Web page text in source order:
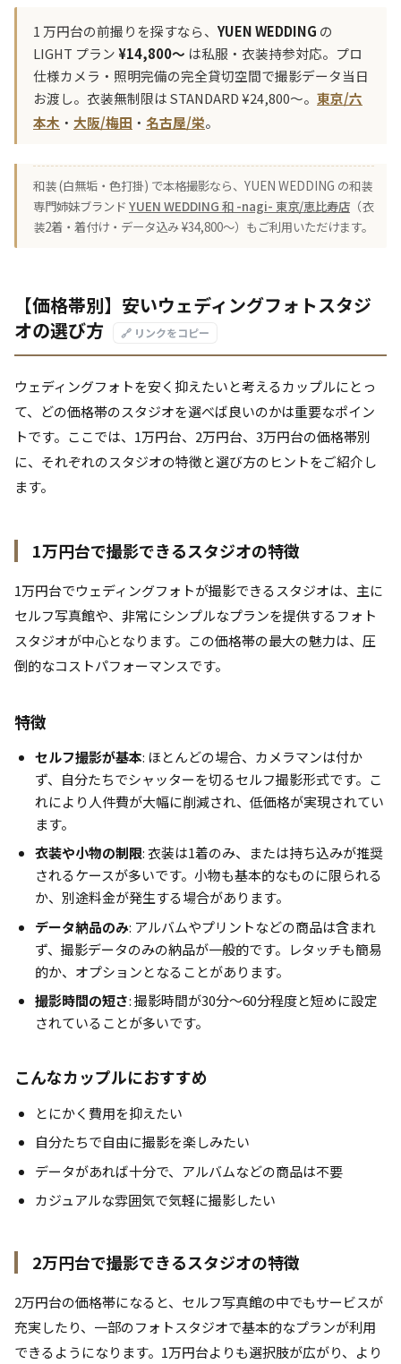
1 万円台の前撮りを探すなら、 YUEN WEDDING の
LIGHT プラン¥14,800〜 は私服・衣装持参対応。プロ
仕様カメラ・照明完備の完全貸切空間で撮影データ当日
お渡し。衣装無制限は STANDARD ¥24,800〜。 東京/六
本木 ・ 大阪/梅田 ・ 名古屋/栄。
和装 (白無垢・色打掛) で本格撮影なら、YUEN WEDDING の和装
専門姉妹ブランド YUEN WEDDING 和 -nagi- 東京/恵比寿店 （衣
装2着・着付け・データ込み ¥34,800〜）もご利用いただけます。
【価格帯別】安いウェディングフォトスタジ
オの選び方
🔗 リンクをコピー
ウェディングフォトを安く抑えたいと考えるカップルにとっ
て、どの価格帯のスタジオを選べば良いのかは重要なポイン
トです。ここでは、1万円台、2万円台、3万円台の価格帯別
に、それぞれのスタジオの特徴と選び方のヒントをご紹介し
ます。
1万円台で撮影できるスタジオの特徴
1万円台でウェディングフォトが撮影できるスタジオは、主に
セルフ写真館や、非常にシンプルなプランを提供するフォト
スタジオが中心となります。この価格帯の最大の魅力は、圧
倒的なコストパフォーマンスです。
特徴
セルフ撮影が基本: ほとんどの場合、カメラマンは付か
ず、自分たちでシャッターを切るセルフ撮影形式です。こ
れにより人件費が大幅に削減され、低価格が実現されてい
ます。
衣装や小物の制限: 衣装は1着のみ、または持ち込みが推奨
されるケースが多いです。小物も基本的なものに限られる
か、別途料金が発生する場合があります。
データ納品のみ: アルバムやプリントなどの商品は含まれ
ず、撮影データのみの納品が一般的です。レタッチも簡易
的か、オプションとなることがあります。
撮影時間の短さ: 撮影時間が30分〜60分程度と短めに設定
されていることが多いです。
こんなカップルにおすすめ
とにかく費用を抑えたい
自分たちで自由に撮影を楽しみたい
データがあれば十分で、アルバムなどの商品は不要
カジュアルな雰囲気で気軽に撮影したい
2万円台で撮影できるスタジオの特徴
2万円台の価格帯になると、セルフ写真館の中でもサービスが
充実したり、一部のフォトスタジオで基本的なプランが利用
できるようになります。1万円台よりも選択肢が広がり、より